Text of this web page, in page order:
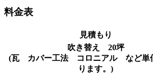
料金表
見積もり
吹き替え 20坪
(瓦 カバー工法 コロニアル など単
ります。)